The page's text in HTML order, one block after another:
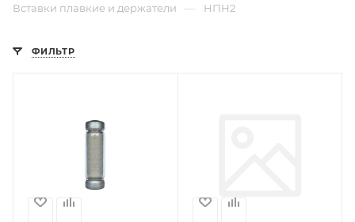
Вставки плавкие и держатели — НПН2
ФИЛЬТР